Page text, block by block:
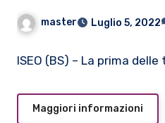
master Luglio 5, 2022
ISEO (BS) – La prima
Maggiori informazioni